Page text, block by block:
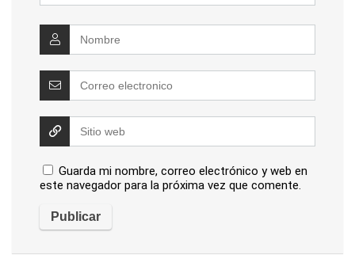
Guarda mi nombre, correo electrónico y web en
este navegador para la próxima vez que comente.